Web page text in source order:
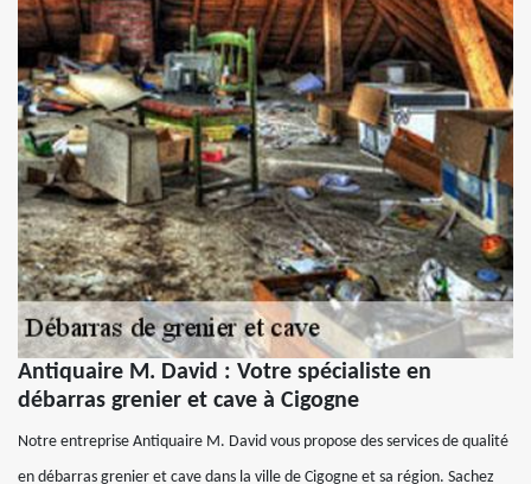
Antiquaire M. David : Votre spécialiste en
débarras grenier et cave à Cigogne
Notre entreprise Antiquaire M. David vous propose des services de qualité
en débarras grenier et cave dans la ville de Cigogne et sa région. Sachez